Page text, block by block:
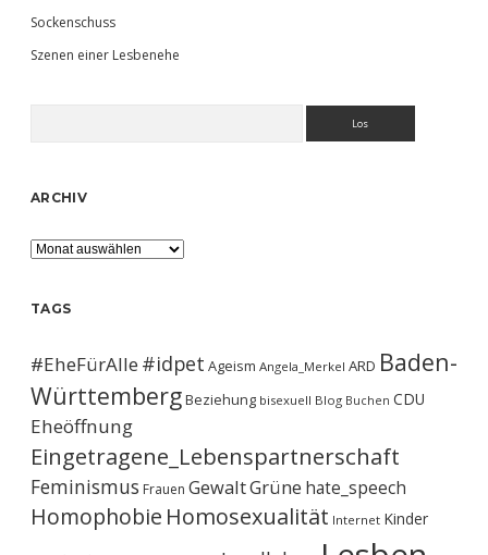
Sockenschuss
Szenen einer Lesbenehe
ARCHIV
Archiv
TAGS
#EheFürAlle#idpet Ageism Angela_Merkel ARD Baden-
WürttembergBeziehung bisexuell Blog Buchen CDU
Eheöffnung
Eingetragene_Lebenspartnerschaft
Feminismus Frauen GewaltGrüne hate_speech
Homophobie Homosexualität Internet Kinder